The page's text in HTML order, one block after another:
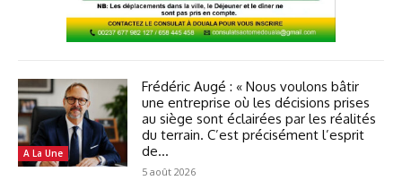
A La Une
Frédéric Augé : « Nous voulons bâtir
une entreprise où les décisions prises
au siège sont éclairées par les réalités
du terrain. C’est précisément l’esprit
de...
5 août 2026